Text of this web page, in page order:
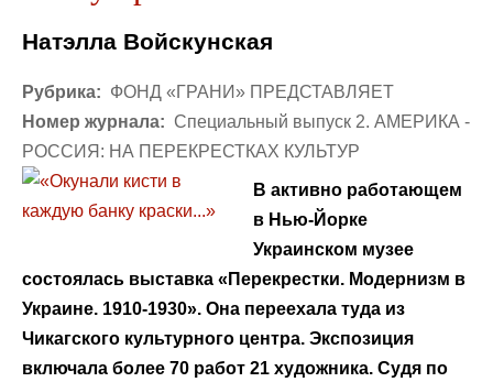
Натэлла Войскунская
Рубрика: ФОНД «ГРАНИ» ПРЕДСТАВЛЯЕТ
Номер журнала: Специальный выпуск 2. АМЕРИКА -
РОССИЯ: НА ПЕРЕКРЕСТКАХ КУЛЬТУР
В активно работающем
в Нью-Йорке
Украинском музее
состоялась выставка «Перекрестки. Модернизм в
Украине. 1910-1930». Она переехала туда из
Чикагского культурного центра. Экспозиция
включала более 70 работ 21 художника. Судя по